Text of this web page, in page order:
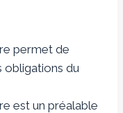
permet de
obligations du
est un préalable